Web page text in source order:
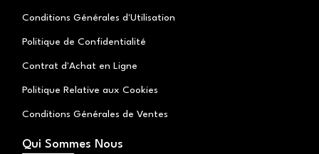
Conditions Générales d'Utilisation
Politique de Confidentialité
Contrat d'Achat en Ligne
Politique Relative aux Cookies
Conditions Générales de Ventes
Qui Sommes Nous